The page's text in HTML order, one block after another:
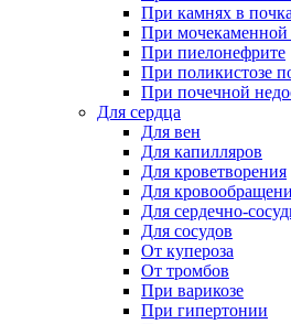
При камнях в
При мочекаменной
При пиелонефрите
При поликистозе
При почечной
Для сердца
Для вен
Для капилляров
Для кроветворения
Для
Для сердечно-
Для сосудов
От купероза
От тромбов
При варикозе
При гипертонии